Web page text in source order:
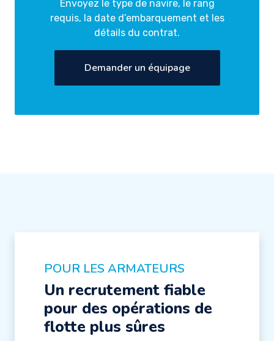
Envoyez le type de navire, le rang
requis, la date d’embarquement et les
détails du contrat.
Demander un équipage
POUR LES ARMATEURS
Un recrutement fiable
pour des opérations de
flotte plus sûres